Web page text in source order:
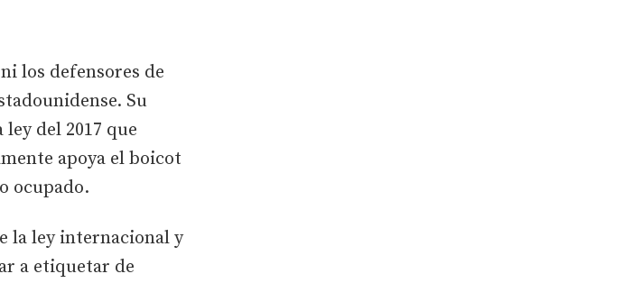
los defensores de
Su
del 2017 que
apoya el boicot
ocupado.
la ley internacional y
a etiquetar de